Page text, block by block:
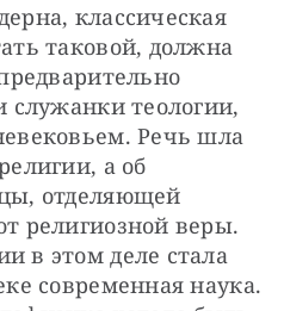
классическая
таковой, должна
служанки теологии,
Речь шла
а об
отделяющей
религиозной веры.
в этом деле стала
современная наука.